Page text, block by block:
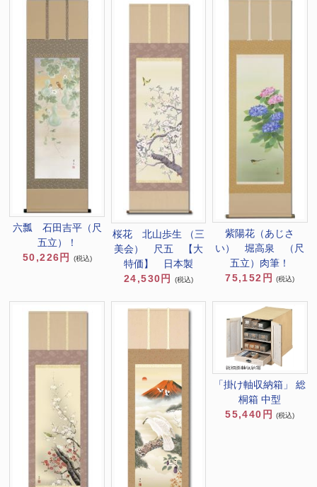
六瓢 石田吉平（尺
五立）！
50,226円
(税込)
桜花 北山歩生 （三
美会） 尺五 【大
特価】 日本製
24,530円
(税込)
紫陽花（あじさ
い） 堀高泉 （尺
五立）肉筆！
75,152円
(税込)
「掛け軸収納箱」 総
桐箱 中型
55,440円
(税込)